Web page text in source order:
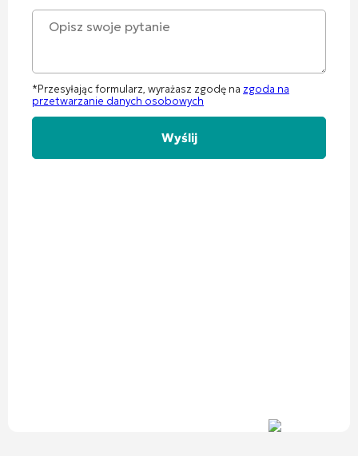
*Przesyłając formularz, wyrażasz zgodę na zgoda na
przetwarzanie danych osobowych